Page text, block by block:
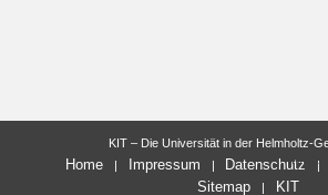
letzte
KIT – Die Universität in der Helmholtz-
Home Impressum Datenschutz
Sitemap
KIT